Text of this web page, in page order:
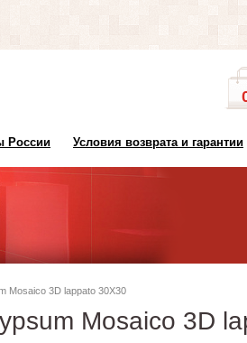
России Условия возврата и гарантии
Mosaico 3D lappato 30X30
Mosaico 3D